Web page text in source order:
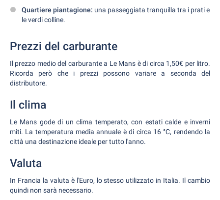
Quartiere piantagione: una passeggiata tranquilla tra i prati e
le verdi colline.
Prezzi del carburante
Il prezzo medio del carburante a Le Mans è di circa 1,50€ per litro.
Ricorda però che i prezzi possono variare a seconda del
distributore.
Il clima
Le Mans gode di un clima temperato, con estati calde e inverni
miti. La temperatura media annuale è di circa 16 °C, rendendo la
città una destinazione ideale per tutto l'anno.
Valuta
In Francia la valuta è l'Euro, lo stesso utilizzato in Italia. Il cambio
quindi non sarà necessario.